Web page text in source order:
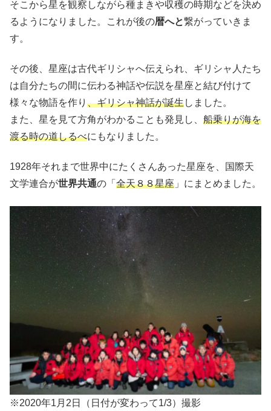
そこから星を観察しながら種まきや収穫の時期などを決め
るようになりました。これが後の暦へと繋がっていきま
す。
その後、星座は古代ギリシャへ伝えられ、ギリシャ人たち
は自分たちの間に伝わる神話や伝説を星座と結び付けて
様々な物語を作り 、ギリシャ神話が誕生しました。
また、星を見て方角がわかることも発見し、 船乗りが海を
渡る時の道しるべにもなりました。
1928年それまで世界中にたくさんあった星座を、国際天
文学連合が世界共通の「 全天８８星座 」にまとめました。
※2020年1月2日（日付が変わって1/3）撮影